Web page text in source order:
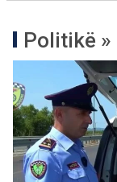
Politikë »